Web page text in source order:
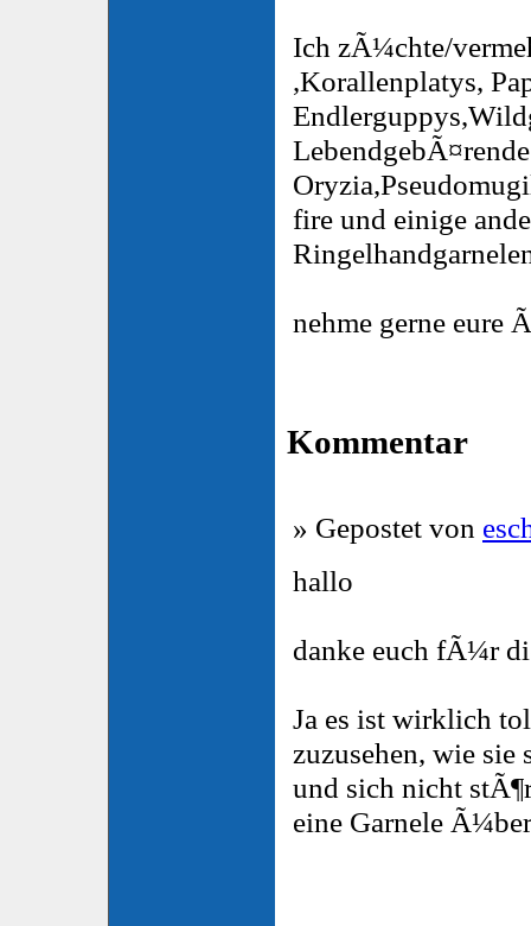
Ich zÃ¼chte/
,Korallenplatys,
fire und einige
nehme gerne eure
Kommentar
» Gepostet von
hallo
danke euch fÃ¼r
Ja es ist wirklich
zuzusehen, wie sie
und sich nicht
eine Garnele